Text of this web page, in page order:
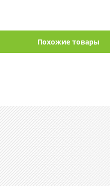
Похожие товары